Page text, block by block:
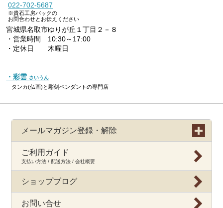
022-702-5687
※貴石工房パックの
お問合わせとお伝えください
宮城県名取市ゆりが丘１丁目２－８
・営業時間 10:30～17:00
・定休日 木曜日
・彩雲 さいうん
タンカ(仏画)と彫刻ペンダントの専門店
メールマガジン登録・解除
ご利用ガイド
支払い方法 / 配送方法 / 会社概要
ショップブログ
お問い合せ